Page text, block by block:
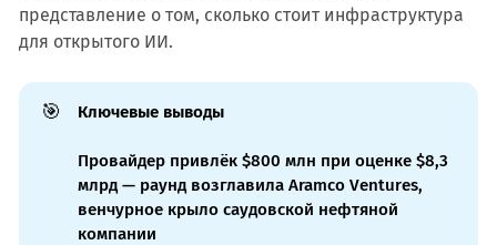
представление о том, сколько стоит инфраструктура
для открытого ИИ.
🎯 Ключевые выводы
Провайдер привлёк $800 млн при оценке $8,3
млрд — раунд возглавила Aramco Ventures,
венчурное крыло саудовской нефтяной
компании